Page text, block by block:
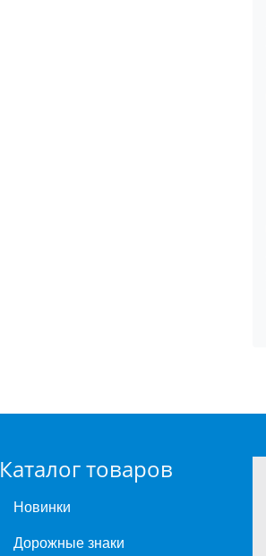
Каталог товаров
Новинки
Дорожные знаки